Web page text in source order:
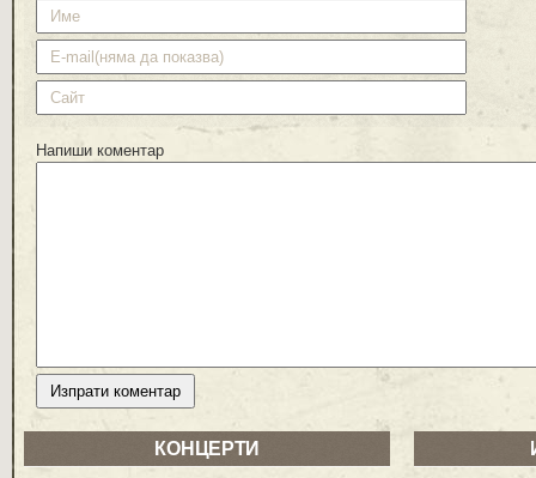
Напиши коментар
КОНЦЕРТИ